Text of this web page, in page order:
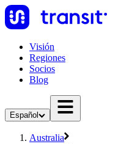
Visión
Regiones
Socios
Blog
Español
Australia